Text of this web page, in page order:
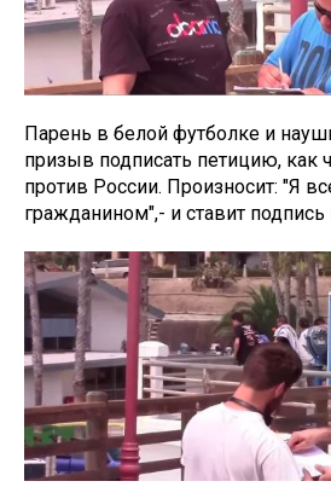
Парень в белой футболке и
призыв подписать петицию, как
против России. Произносит: "Я
гражданином",- и ставит подпись